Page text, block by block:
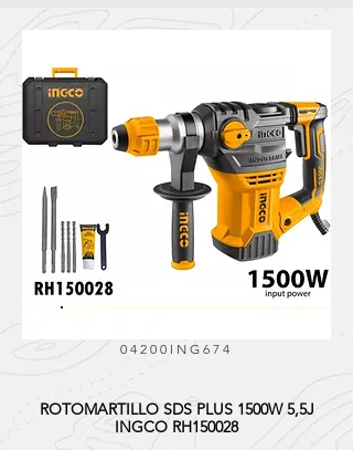
04200ING674
ROTOMARTILLO SDS PLUS 1500W 5,5J
INGCO RH150028